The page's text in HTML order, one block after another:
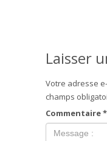
Laisser
Votre adresse
champs
Commentaire*